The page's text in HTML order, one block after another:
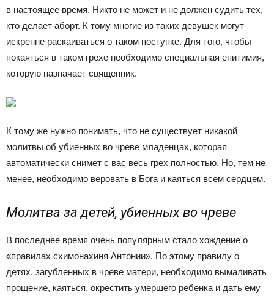
в настоящее время. Никто не может и не должен судить тех,
кто делает аборт. К тому многие из таких девушек могут
искренне раскаиваться о таком поступке. Для того, чтобы
покаяться в таком грехе необходимо специальная епитимия,
которую назначает священник.
К тому же нужно понимать, что не существует никакой
молитвы об убиенных во чреве младенцах, которая
автоматически снимет с вас весь грех полностью. Но, тем не
менее, необходимо веровать в Бога и каяться всем сердцем.
Молитва за детей, убиенных во чреве
В последнее время очень популярным стало хождение о
«правилах схимонахиня Антонии». По этому правилу о
детях, загубленных в чреве матери, необходимо вымаливать
прощение, каяться, окрестить умершего ребенка и дать ему